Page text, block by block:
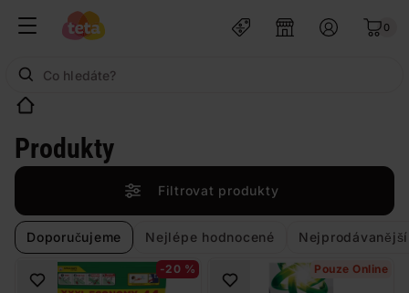
0
Produkty
Filtrovat produkty
Doporučujeme Nejlépe hodnocené Nejprodávanější
-20 % Pouze Online